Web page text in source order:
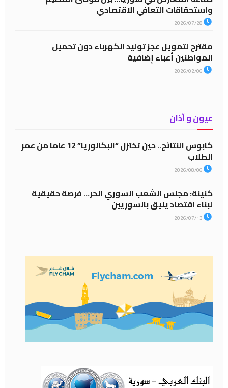
واستحقاقات التعافي الاقتصادي
مقترح لتمويل عجز توليد الكهرباء دون تحميل
المواطنين أعباء إضافية
عيون و آذان
كابوس النتائج.. حين تختزل “البكالوريا” 12 عاماً من عمر
الطلاب
كنينة: مجلس الشعب السوري الحر… فرصة حقيقية
لبناء اقتصاد يليق بالسوريين